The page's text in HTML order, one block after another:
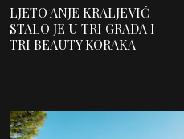
LJETO ANJE KRALJEVIĆ
STALO JE U TRI GRADA I
TRI BEAUTY KORAKA